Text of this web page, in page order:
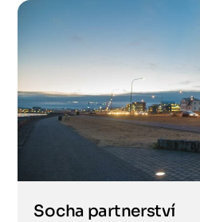
Socha partnerství